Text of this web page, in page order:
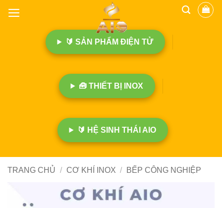
🔰 SẢN PHẨM ĐIỆN TỬ
🧰 THIẾT BỊ INOX
🔰 HỆ SINH THÁI AIO
TRANG CHỦ / CƠ KHÍ INOX / BẾP CÔNG NGHIỆP